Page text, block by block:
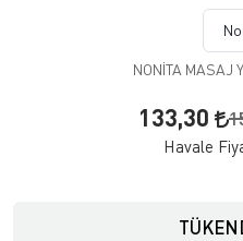
NONİTA MASAJ
133,30
Havale